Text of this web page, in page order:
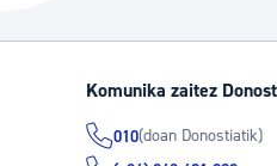
Komunika zaitez
010(doan Donostiatik)